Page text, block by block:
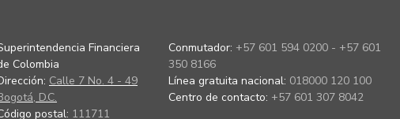
Financiera
Colombia
Calle 7 No. 4 - 49
D.C.
postal: 111711
Conmutador: +57 601 594 0200 - +57 601
350 8166
Línea gratuita nacional: 018000 120 100
Centro de contacto: +57 601 307 8042